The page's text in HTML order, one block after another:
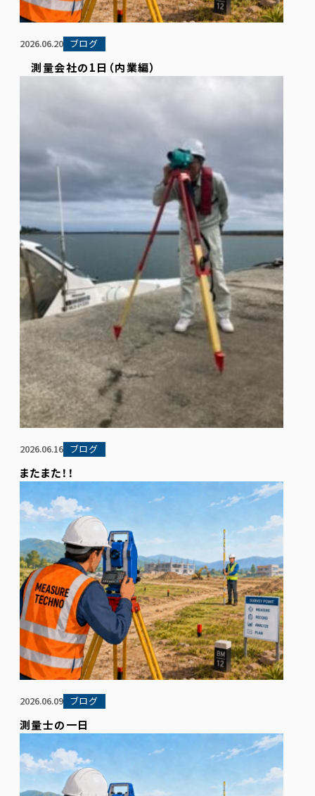
2026.06.20 ブログ
測量会社の1日（内業編）
2026.06.16 ブログ
またまた！！
2026.06.09 ブログ
測量士の一日